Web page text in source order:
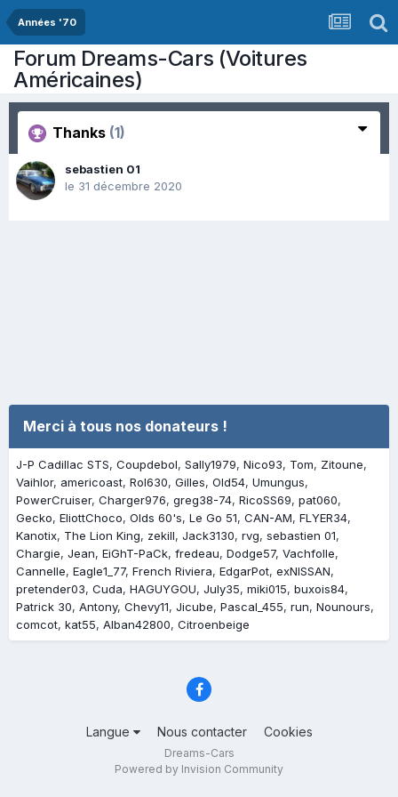
Années '70
Forum Dreams-Cars (Voitures
Américaines)
Thanks (1)
sebastien 01
le 31 décembre 2020
Merci à tous nos donateurs !
J-P Cadillac STS Coupdebol Sally1979 Nico93 Tom
Zitoune
Vaihlor americoast Rol630 Gilles Old54 Umungus
PowerCruiser Charger976 greg38-74 RicoSS69 pat060
Gecko EliottChoco Olds 60's Le Go 51 CAN-AM FLYER34
Kanotix The Lion King zekill Jack3130 rvg sebastien 01
Chargie Jean EiGhT-PaCk fredeau Dodge57 Vachfolle
Cannelle Eagle1_77 French Riviera EdgarPot exNISSAN
pretender03 Cuda HAGUYGOU July35 miki015 buxois84
Patrick 30 Antony Chevy11 Jicube Pascal_455 run Nounours
comcot kat55 Alban42800 Citroenbeige
Langue Nous contacter Cookies
Dreams-Cars
Powered by Invision Community